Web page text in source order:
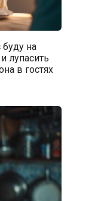
на
лупасить
в гостях